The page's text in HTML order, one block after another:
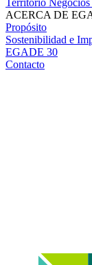
Territorio Negocios
ACERCA DE
Propósito
Sostenibilidad e
EGADE 30
Contacto